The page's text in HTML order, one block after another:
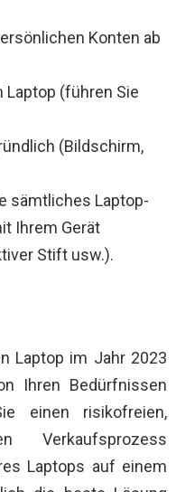
Konten ab
Laptop (führen Sie
(Bildschirm,
sämtliches Laptop-
Ihrem Gerät
Stift usw.).
Laptop im Jahr 2023
Ihren Bedürfnissen
einen risikofreien,
Verkaufsprozess
Laptops auf einem